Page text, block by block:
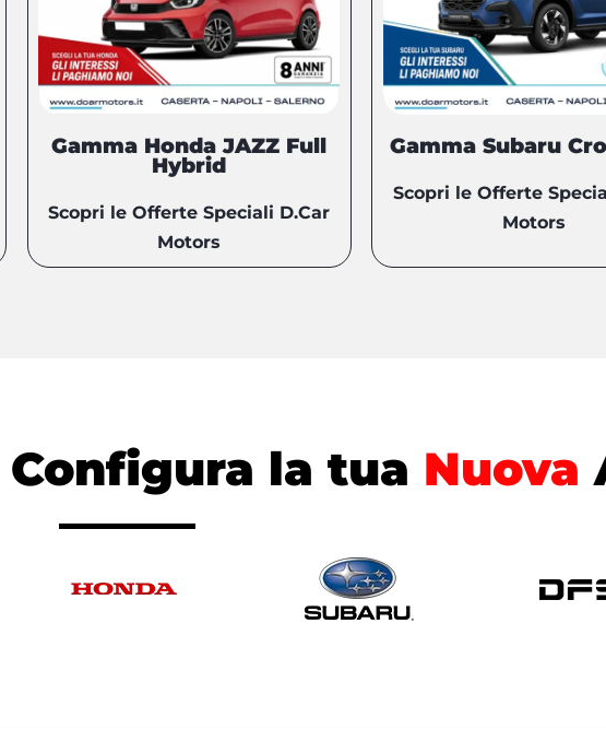
Gamma Honda JAZZ Full
Hybrid
Scopri le Offerte Speciali D.Car
Motors
Gamma Subaru
Scopri le Offerte
Motors
Configura la tua Nuova